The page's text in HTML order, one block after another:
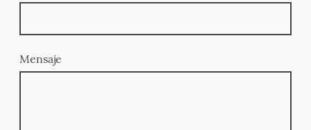
Mensaje